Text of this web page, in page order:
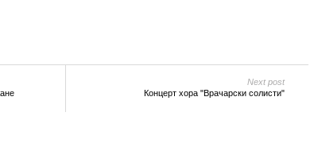
Next post
Концерт хора "Врачарски солисти"